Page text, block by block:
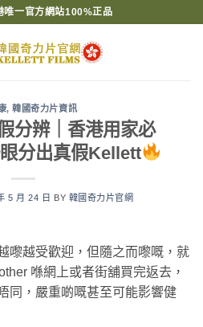
唯一官方網站100%正品
,韓國奇力片資訊
分辨｜香港用家必
分出真假Kellett
5 月 24 日 BY 韓國奇力片官網
嚟越受歡迎，但隨之而嚟嘅，就
喺網上或者街舖買完返去，
，嚴重啲嘅甚至可能影響健